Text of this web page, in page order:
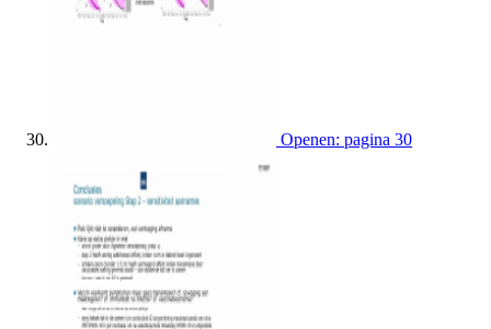
Openen: pagina 30